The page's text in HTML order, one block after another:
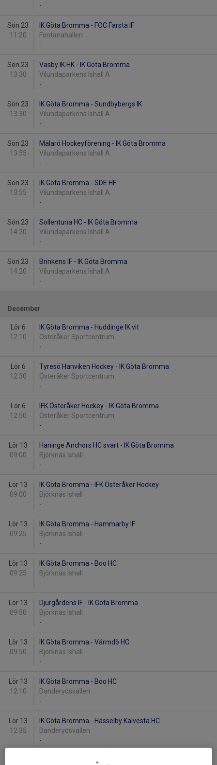
-
Sön 23
11:20
IK Göta Bromma - FOC Farsta IF
Fontanahallen
-
Sön 23
13:30
Väsby IK HK - IK Göta Bromma
Vilundaparkens Ishall A
-
Sön 23
13:30
IK Göta Bromma - Sundbybergs IK
Vilundaparkens Ishall A
-
Sön 23
13:55
Mälarö Hockeyförening - IK Göta Bromma
Vilundaparkens Ishall A
-
Sön 23
13:55
IK Göta Bromma - SDE HF
Vilundaparkens Ishall A
-
Sön 23
14:20
Sollentuna HC - IK Göta Bromma
Vilundaparkens Ishall A
-
Sön 23
14:20
Brinkens IF - IK Göta Bromma
Vilundaparkens Ishall A
-
December
Lör 6
12:10
IK Göta Bromma - Huddinge IK vit
Österåker Sportcentrum
-
Lör 6
12:30
Tyresö Hanviken Hockey - IK Göta Bromma
Österåker Sportcentrum
-
Lör 6
12:50
IFK Österåker Hockey - IK Göta Bromma
Österåker Sportcentrum
-
Lör 13
09:00
Haninge Anchors HC svart - IK Göta Bromma
Björknäs Ishall
-
Lör 13
09:00
IK Göta Bromma - IFK Österåker Hockey
Björknäs Ishall
-
Lör 13
09:25
IK Göta Bromma - Hammarby IF
Björknäs Ishall
-
Lör 13
09:25
IK Göta Bromma - Boo HC
Björknäs Ishall
-
Lör 13
09:50
Djurgårdens IF - IK Göta Bromma
Björknäs Ishall
-
Lör 13
09:50
IK Göta Bromma - Värmdö HC
Björknäs Ishall
-
Lör 13
12:10
IK Göta Bromma - Boo HC
Danderydsvallen
-
Lör 13
12:35
IK Göta Bromma - Hässelby Kälvesta HC
Danderydsvallen
-
SDE HF - IK Göta Bromma